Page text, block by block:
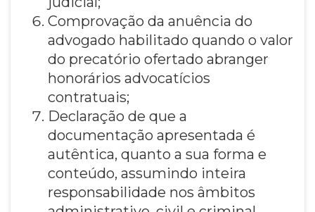
Comprovação da anuência do
advogado habilitado quando o valor
do precatório ofertado abranger
honorários advocatícios
contratuais;
Declaração de que a
documentação apresentada é
autêntica, quanto a sua forma e
conteúdo, assumindo inteira
responsabilidade nos âmbitos